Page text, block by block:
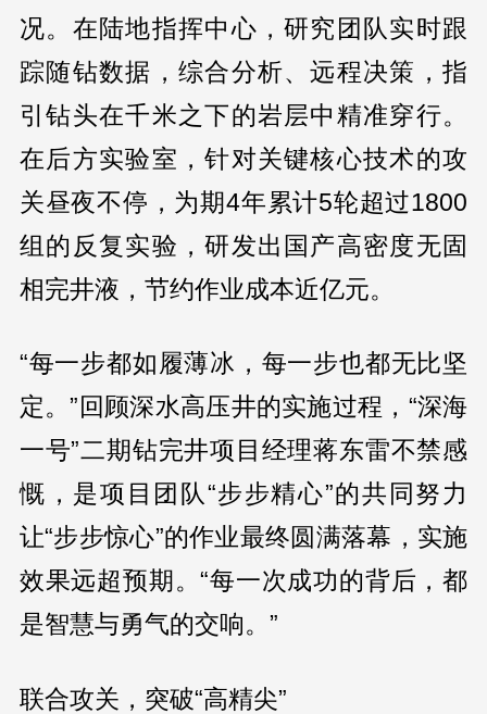
况。在陆地指挥中心，研究团队实时跟
踪随钻数据，综合分析、远程决策，指
引钻头在千米之下的岩层中精准穿行。
在后方实验室，针对关键核心技术的攻
关昼夜不停，为期4年累计5轮超过1800
组的反复实验，研发出国产高密度无固
相完井液，节约作业成本近亿元。
“每一步都如履薄冰，每一步也都无比坚
定。”回顾深水高压井的实施过程，“深海
一号”二期钻完井项目经理蒋东雷不禁感
慨，是项目团队“步步精心”的共同努力
让“步步惊心”的作业最终圆满落幕，实施
效果远超预期。“每一次成功的背后，都
是智慧与勇气的交响。”
联合攻关，突破“高精尖”